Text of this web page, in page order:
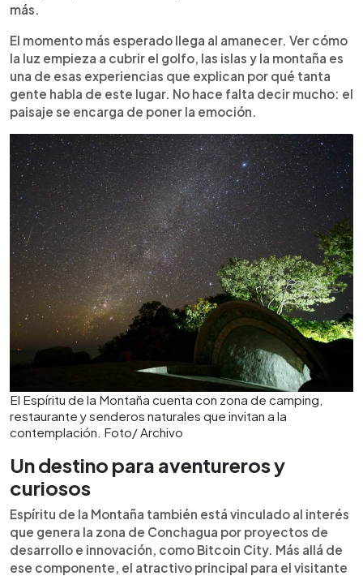
más.
El momento más esperado llega al amanecer. Ver cómo
la luz empieza a cubrir el golfo, las islas y la montaña es
una de esas experiencias que explican por qué tanta
gente habla de este lugar. No hace falta decir mucho: el
paisaje se encarga de poner la emoción.
El Espíritu de la Montaña cuenta con zona de camping,
restaurante y senderos naturales que invitan a la
contemplación. Foto/ Archivo
Un destino para aventureros y
curiosos
Espíritu de la Montaña también está vinculado al interés
que genera la zona de Conchagua por proyectos de
desarrollo e innovación, como Bitcoin City. Más allá de
ese componente, el atractivo principal para el visitante